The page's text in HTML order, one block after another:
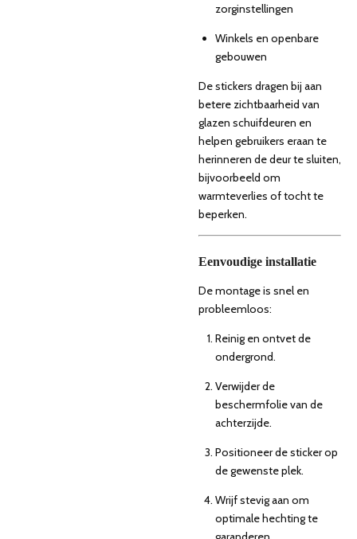
zorginstellingen
Winkels en openbare
gebouwen
De stickers dragen bij aan
betere zichtbaarheid van
glazen schuifdeuren en
helpen gebruikers eraan te
herinneren de deur te sluiten,
bijvoorbeeld om
warmteverlies of tocht te
beperken.
Eenvoudige installatie
De montage is snel en
probleemloos:
Reinig en ontvet de
ondergrond.
Verwijder de
beschermfolie van de
achterzijde.
Positioneer de sticker op
de gewenste plek.
Wrijf stevig aan om
optimale hechting te